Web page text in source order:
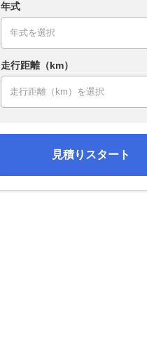
年式
走行距離（km）
見積りスタート